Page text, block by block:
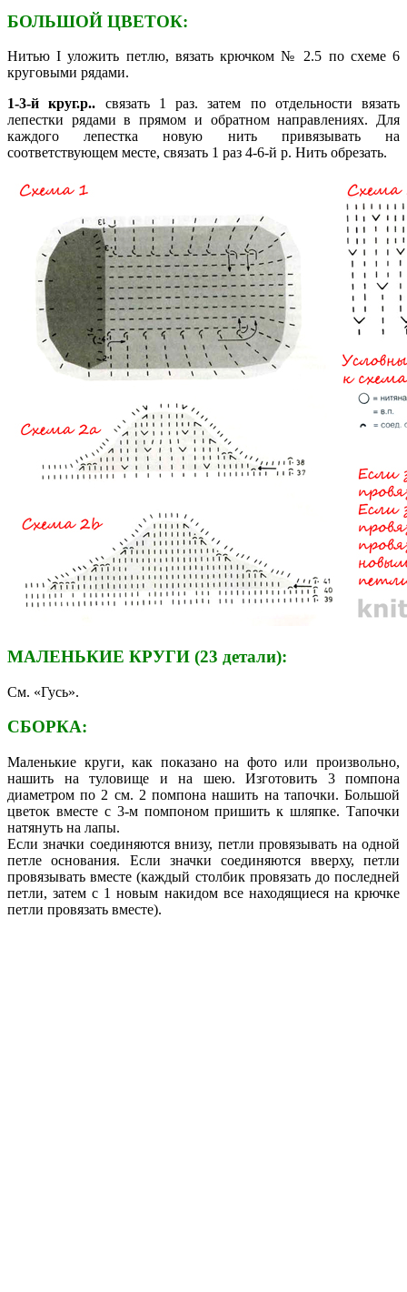
БОЛЬШОЙ ЦВЕТОК:
Нитью I уложить петлю, вязать крючком № 2.5 по схеме 6
круговыми рядами.
1-3-й круг.р.. связать 1 раз. затем по отдельности вязать
лепестки рядами в прямом и обратном направлениях. Для
каждого лепестка новую нить привязывать на
соответствующем месте, связать 1 раз 4-6-й р. Нить обрезать.
МАЛЕНЬКИЕ КРУГИ (23 детали):
См. «Гусь».
СБОРКА:
Маленькие круги, как показано на фото или произвольно,
нашить на туловище и на шею. Изготовить 3 помпона
диаметром по 2 см. 2 помпона нашить на тапочки. Большой
цветок вместе с 3-м помпоном пришить к шляпке. Тапочки
натянуть на лапы.
Если значки соединяются внизу, петли провязывать на одной
петле основания. Если значки соединяются вверху, петли
провязывать вместе (каждый столбик провязать до последней
петли, затем с 1 новым накидом все находящиеся на крючке
петли провязать вместе).